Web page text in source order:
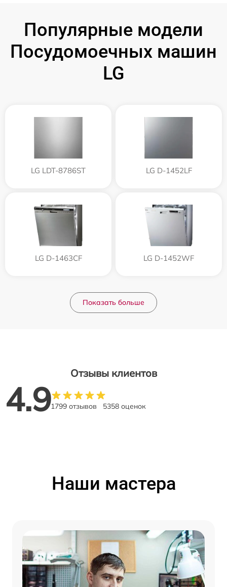
Популярные модели
Посудомоечных машин
LG
LG LDT-8786ST LG D-1452LF
LG D-1463CF LG D-1452WF
Показать больше
Отзывы клиентов
4.91799 отзывов 5358 оценок
Наши мастера